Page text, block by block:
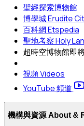
聖經探索博物館
博學城 Erudite
百科網 Etspedia
聖地考察 Holy
超時空博物館即
視頻 Videos
YouTube 頻道
機構與資源 About &